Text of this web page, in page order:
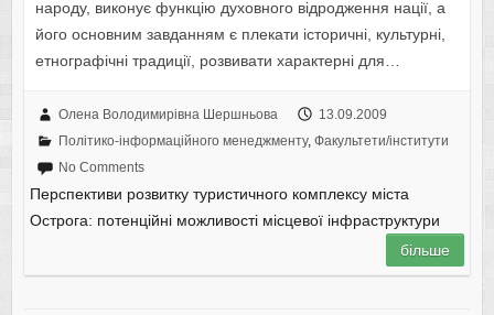
народу, виконує функцію духовного відродження нації, а
його основним завданням є плекати історичні, культурні,
етнографічні традиції, розвивати характерні для…
Олена Володимирівна Шершньова
13.09.2009
Політико-інформаційного менеджменту, Факультети/інститути
No Comments
Перспективи розвитку туристичного комплексу міста
Острога: потенційні можливості місцевої інфраструктури
більше